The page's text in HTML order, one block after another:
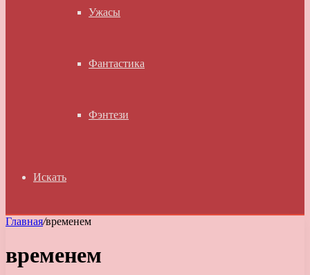
Ужасы
Фантастика
Фэнтези
Искать
Главная/временем
временем